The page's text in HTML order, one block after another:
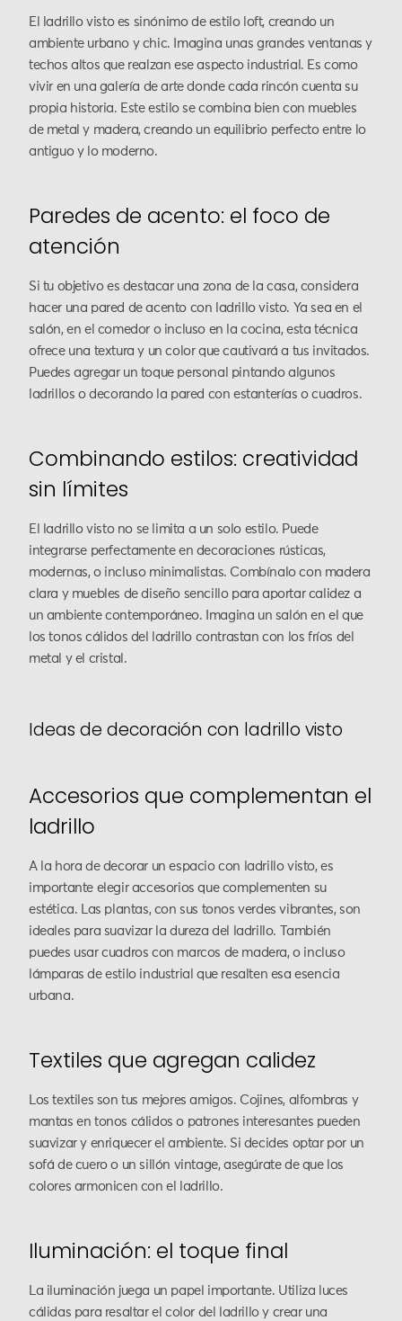
El ladrillo visto es sinónimo de estilo loft, creando un
ambiente urbano y chic. Imagina unas grandes ventanas y
techos altos que realzan ese aspecto industrial. Es como
vivir en una galería de arte donde cada rincón cuenta su
propia historia. Este estilo se combina bien con muebles
de metal y madera, creando un equilibrio perfecto entre lo
antiguo y lo moderno.
Paredes de acento: el foco de
atención
Si tu objetivo es destacar una zona de la casa, considera
hacer una pared de acento con ladrillo visto. Ya sea en el
salón, en el comedor o incluso en la cocina, esta técnica
ofrece una textura y un color que cautivará a tus invitados.
Puedes agregar un toque personal pintando algunos
ladrillos o decorando la pared con estanterías o cuadros.
Combinando estilos: creatividad
sin límites
El ladrillo visto no se limita a un solo estilo. Puede
integrarse perfectamente en decoraciones rústicas,
modernas, o incluso minimalistas. Combínalo con madera
clara y muebles de diseño sencillo para aportar calidez a
un ambiente contemporáneo. Imagina un salón en el que
los tonos cálidos del ladrillo contrastan con los fríos del
metal y el cristal.
Ideas de decoración con ladrillo visto
Accesorios que complementan el
ladrillo
A la hora de decorar un espacio con ladrillo visto, es
importante elegir accesorios que complementen su
estética. Las plantas, con sus tonos verdes vibrantes, son
ideales para suavizar la dureza del ladrillo. También
puedes usar cuadros con marcos de madera, o incluso
lámparas de estilo industrial que resalten esa esencia
urbana.
Textiles que agregan calidez
Los textiles son tus mejores amigos. Cojines, alfombras y
mantas en tonos cálidos o patrones interesantes pueden
suavizar y enriquecer el ambiente. Si decides optar por un
sofá de cuero o un sillón vintage, asegúrate de que los
colores armonicen con el ladrillo.
Iluminación: el toque final
La iluminación juega un papel importante. Utiliza luces
cálidas para resaltar el color del ladrillo y crear una